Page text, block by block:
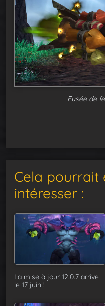
Fusée de
Cela pourrait
intéresser :
La mise à jour 12.0.7 arrive
le 17 juin !